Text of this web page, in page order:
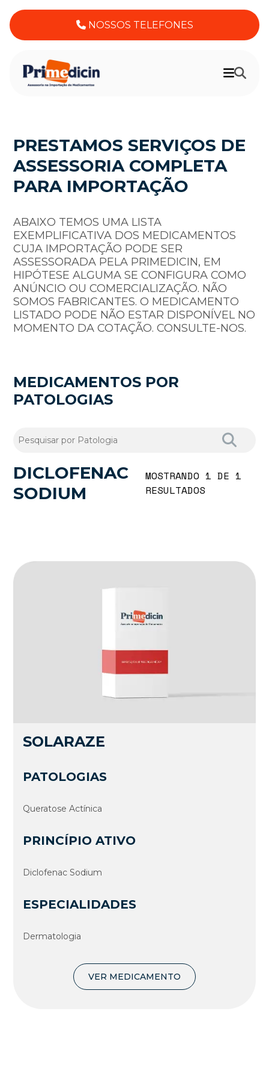
NOSSOS TELEFONES
PRESTAMOS SERVIÇOS DE
ASSESSORIA COMPLETA
PARA IMPORTAÇÃO
ABAIXO TEMOS UMA LISTA
EXEMPLIFICATIVA DOS MEDICAMENTOS
CUJA IMPORTAÇÃO PODE SER
ASSESSORADA PELA PRIMEDICIN, EM
HIPÓTESE ALGUMA SE CONFIGURA COMO
ANÚNCIO OU COMERCIALIZAÇÃO. NÃO
SOMOS FABRICANTES. O MEDICAMENTO
LISTADO PODE NÃO ESTAR DISPONÍVEL NO
MOMENTO DA COTAÇÃO. CONSULTE-NOS.
MEDICAMENTOS POR
PATOLOGIAS
DICLOFENAC
SODIUM
MOSTRANDO 1 DE 1
RESULTADOS
SOLARAZE
PATOLOGIAS
Queratose Actí­nica
PRINCÍPIO ATIVO
Diclofenac Sodium
ESPECIALIDADES
Dermatologia
VER MEDICAMENTO